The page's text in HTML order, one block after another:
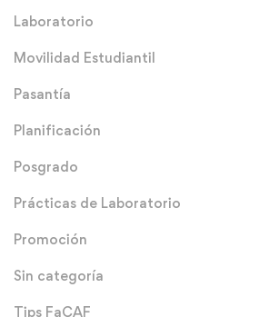
Laboratorio
Movilidad Estudiantil
Pasantía
Planificación
Posgrado
Prácticas de Laboratorio
Promoción
Sin categoría
Tips FaCAF